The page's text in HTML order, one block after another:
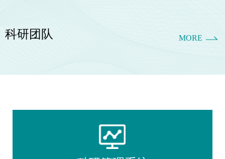
MORE
科研团队